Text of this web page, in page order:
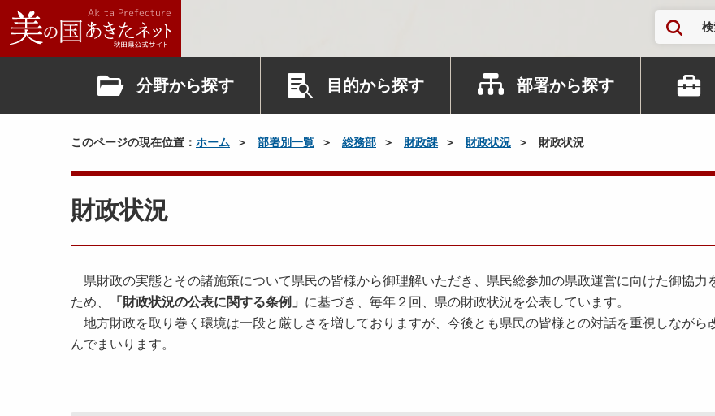
分野から探す 目的から探す 部署から探す
このページの現在位置： ホーム 部署別一覧 総務部 財政課 財政状況 財政状況
財政状況
県財政の実態とその諸施策について県民の皆様から御理解いただき、県民総参加の県政運営に向けた御協力
ため、
「財政状況の公表に関する条例」 に基づき、毎年２回、県の財政状況を公表しています。
地方財政を取り巻く環境は一段と厳しさを増しておりますが、今後とも県民の皆様との対話を重視しながら
んでまいります。